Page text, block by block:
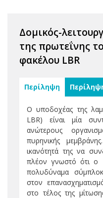
Δομικός-
της πρωτεΐνης
φακέλου LBR
Περίληψη
Ο υποδοχέας της
LBR) είναι μία
ανώτερους
πυρηνικής
ικανότητά της να
πλέον γνωστό ότι ο
πολυδύναμα
στον
στο τέλος της